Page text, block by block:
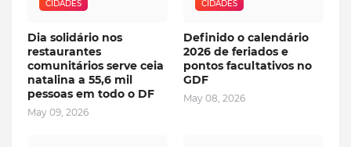
CIDADES
Dia solidário nos
restaurantes
comunitários serve ceia
natalina a 55,6 mil
pessoas em todo o DF
May 09, 2026
CIDADES
Definido o calendário
2026 de feriados e
pontos facultativos no
GDF
May 08, 2026